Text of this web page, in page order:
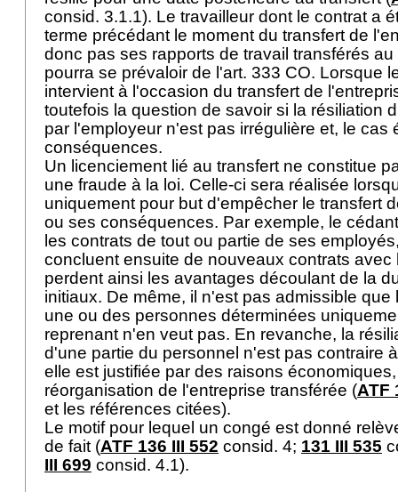
consid. 3.1.1). Le travailleur dont le contrat a
terme précédant le moment du transfert de
donc pas ses rapports de travail transférés
pourra se prévaloir de l'art. 333 CO. Lorsque
intervient à l'occasion du transfert de
toutefois la question de savoir si la résiliation
par l'employeur n'est pas irrégulière et, le cas
conséquences.
Un licenciement lié au transfert ne constitue
une fraude à la loi. Celle-ci sera réalisée
uniquement pour but d'empêcher le transfert
ou ses conséquences. Par exemple, le
les contrats de tout ou partie de ses
concluent ensuite de nouveaux contrats avec
perdent ainsi les avantages découlant de la
initiaux. De même, il n'est pas admissible que
une ou des personnes déterminées
reprenant n'en veut pas. En revanche, la
d'une partie du personnel n'est pas contraire
elle est justifiée par des raisons
réorganisation de l'entreprise transférée (ATF
et les références citées).
Le motif pour lequel un congé est donné
de fait (ATF 136 III 552 consid. 4; 131 III 535
III 699 consid. 4.1).